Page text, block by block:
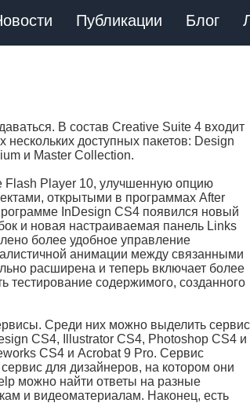
Публикации Блог
В состав Creative Suite 4 входит
доступных пакетов: Design
и Master Collection.
Flash Player 10, улучшенную опцию
открытыми в программах After
InDesign CS4 появился новый
и новая настраиваемая панель Links
более удобное управление
анимации между связанными
расширена и теперь включает более
тестирование содержимого, созданного
Среди них можно выделить сервис
CS4, Illustrator CS4, Photoshop CS4 и
CS4 и Acrobat 9 Pro. Сервис
для дизайнеров, на котором они
можно найти ответы на разные
и видеоматериалам. Наконец, есть